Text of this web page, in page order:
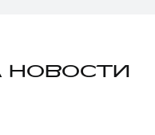
НОВОСТИ